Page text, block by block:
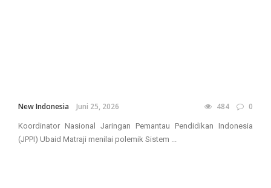
New Indonesia Juni 25, 2026 484 0
Koordinator Nasional Jaringan Pemantau Pendidikan Indonesia
(JPPI) Ubaid Matraji menilai polemik Sistem ...